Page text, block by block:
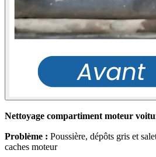
Nettoyage compartiment moteur
Problème : Poussière, dépôts gris et
caches moteur